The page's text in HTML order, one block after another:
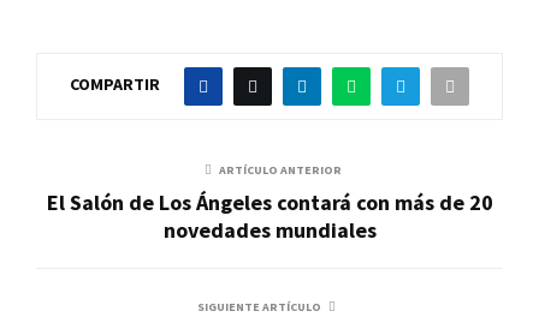
COMPARTIR
ARTÍCULO ANTERIOR
El Salón de Los Ángeles contará con más de 20
novedades mundiales
SIGUIENTE ARTÍCULO